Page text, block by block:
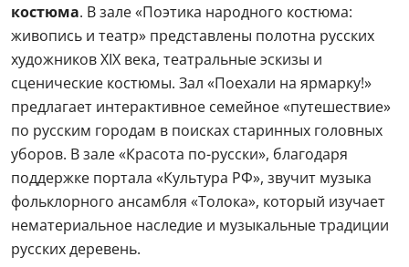
костюма. В зале «Поэтика народного костюма:
живопись и театр» представлены полотна русских
художников XIX века, театральные эскизы и
сценические костюмы. Зал «Поехали на ярмарку!»
предлагает интерактивное семейное «путешествие»
по русским городам в поисках старинных головных
уборов. В зале «Красота по-русски», благодаря
поддержке портала «Культура РФ», звучит музыка
фольклорного ансамбля «Толока», который изучает
нематериальное наследие и музыкальные традиции
русских деревень.